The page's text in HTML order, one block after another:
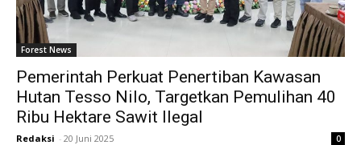
Forest News
Pemerintah Perkuat Penertiban Kawasan
Hutan Tesso Nilo, Targetkan Pemulihan 40
Ribu Hektare Sawit Ilegal
Redaksi - 20 Juni 2025 0